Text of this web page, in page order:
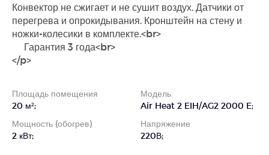
Конвектор не сжигает и не сушит воздух. Датчики от
перегрева и опрокидывания. Кронштейн на стену и
ножки-колесики в комплекте.<br>
Гарантия 3 года<br>
</p>
Площадь помещения
20 м²;
Модель
Air Heat 2 EIH/AG2 2000 E;
Мощность (обогрев)
2 кВт;
Напряжение
220В;